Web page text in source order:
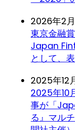
2026年2
東京金融
Japan
として、
2025年12
2025年10
事が「
る』マル